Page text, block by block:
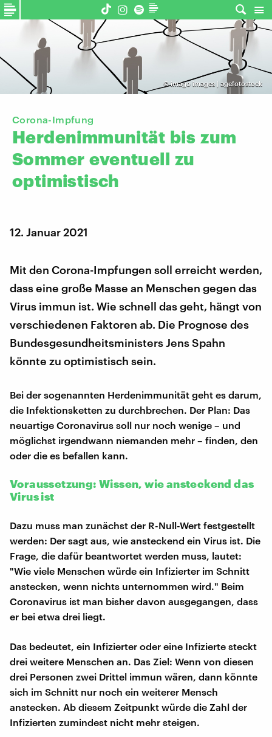
©imago images | agefotostock
Corona-Impfung
Herdenimmunität bis zum
Sommer eventuell zu
optimistisch
12. Januar 2021
Mit den Corona-Impfungen soll erreicht werden,
dass eine große Masse an Menschen gegen das
Virus immun ist. Wie schnell das geht, hängt von
verschiedenen Faktoren ab. Die Prognose des
Bundesgesundheitsministers Jens Spahn
könnte zu optimistisch sein.
Bei der sogenannten Herdenimmunität geht es darum,
die Infektionsketten zu durchbrechen. Der Plan: Das
neuartige Coronavirus soll nur noch wenige – und
möglichst irgendwann niemanden mehr – finden, den
oder die es befallen kann.
Voraussetzung: Wissen, wie ansteckend das
Virus ist
Dazu muss man zunächst der R-Null-Wert festgestellt
werden: Der sagt aus, wie ansteckend ein Virus ist. Die
Frage, die dafür beantwortet werden muss, lautet:
"Wie viele Menschen würde ein Infizierter im Schnitt
anstecken, wenn nichts unternommen wird." Beim
Coronavirus ist man bisher davon ausgegangen, dass
er bei etwa drei liegt.
Das bedeutet, ein Infizierter oder eine Infizierte steckt
drei weitere Menschen an. Das Ziel: Wenn von diesen
drei Personen zwei Drittel immun wären, dann könnte
sich im Schnitt nur noch ein weiterer Mensch
anstecken. Ab diesem Zeitpunkt würde die Zahl der
Infizierten zumindest nicht mehr steigen.